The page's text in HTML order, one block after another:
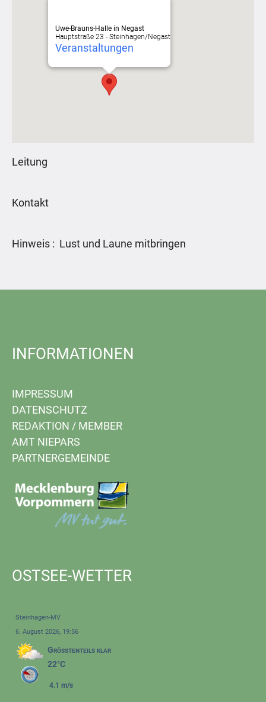
Uwe-Brauns-Halle in Negast
Hauptstraße 23 - Steinhagen/Negast
Veranstaltungen
Leitung
Kontakt
Hinweis : Lust und Laune mitbringen
INFORMATIONEN
IMPRESSUM
DATENSCHUTZ
REDAKTION / MEMBER
AMT NIEPARS
PARTNERGEMEINDE
OSTSEE-WETTER
Steinhagen-MV
6. August 2026, 19:56
Größtenteils klar
22°C
4.1 m/s